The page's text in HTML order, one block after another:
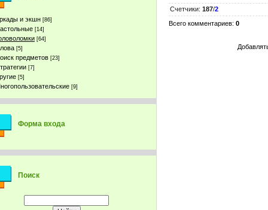
и экшн [86]
[14]
[64]
[5]
предметов [23]
[7]
[5]
[9]
Форма входа
Поиск
Счетчики: 187/2
Всего комментариев: 0